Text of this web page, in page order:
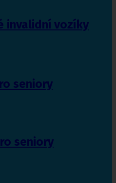
invalidní vozíky
seniory
seniory